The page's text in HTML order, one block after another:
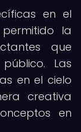
en el
la
que
Las
en el cielo
creativa
en